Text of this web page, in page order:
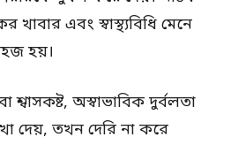
খাবার এবং স্বাস্থ্যবিধি মেনে
হয়।
শ্বাসকষ্ট, অস্বাভাবিক দুর্বলতা
দেয়, তখন দেরি না করে